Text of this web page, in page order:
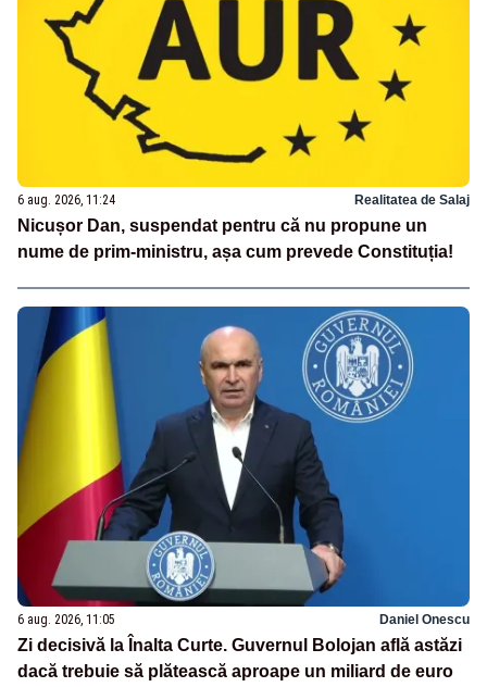
6 aug. 2026, 11:24 Realitatea de Salaj
Nicușor Dan, suspendat pentru că nu propune un
nume de prim-ministru, așa cum prevede Constituția!
6 aug. 2026, 11:05 Daniel Onescu
Zi decisivă la Înalta Curte. Guvernul Bolojan află astăzi
dacă trebuie să plătească aproape un miliard de euro